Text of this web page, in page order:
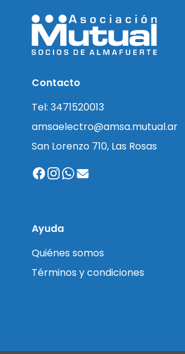
Contacto
Tel: 3471520013
amsaelectro@amsa.mutual.ar
San Lorenzo 710, Las Rosas
Ayuda
Quiénes somos
Términos y condiciones